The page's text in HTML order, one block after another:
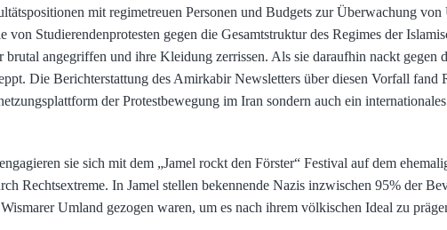
mit regimetreuen Personen und Budgets zur Überwachung
Studierendenprotesten gegen die Gesamtstruktur des Regimes der
angegriffen und ihre Kleidung zerrissen. Als sie daraufhin nackt gegen
Die Berichterstattung des Amirkabir Newsletters über diesen Vorfall fand
der Protestbewegung im Iran sondern auch ein
sie sich mit dem „Jamel rockt den Förster“ Festival auf dem
Rechtsextreme. In Jamel stellen bekennende Nazis inzwischen 95% der
Umland gezogen waren, um es nach ihrem völkischen Ideal zu